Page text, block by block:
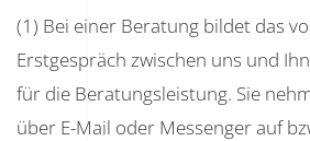
(1) Bei einer Beratung bildet das
Erstgespräch zwischen uns und
für die Beratungsleistung. Sie
über E-Mail oder Messenger auf